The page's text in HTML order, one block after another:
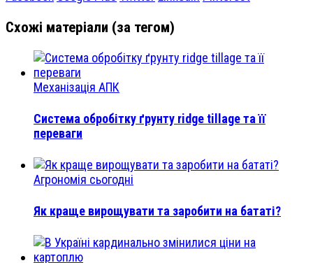
Схожі матеріали (за тегом)
Механізація АПК
Система обробітку ґрунту ridge tillage та її
переваги
Агрономія сьогодні
Як краще вирощувати та заробити на бататі?